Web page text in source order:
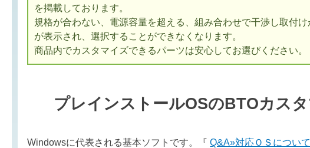
を掲載しております。
規格が合わない、電源容量を超える、組み合わせで干渉し取付
が表示され、選択することができなくなります。
商品内でカスタマイズできるパーツは安心してお選びください。
プレインストールOSのBTOカス
Windowsに代表される基本ソフトです。『Q&A»対応ＯＳについて